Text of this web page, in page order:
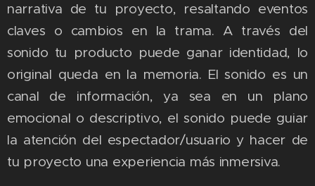
narrativa de tu proyecto, resaltando eventos
claves o cambios en la trama. A través del
sonido tu producto puede ganar identidad, lo
original queda en la memoria. El sonido es un
canal de información, ya sea en un plano
emocional o descriptivo, el sonido puede guiar
la atención del espectador/usuario y hacer de
tu proyecto una experiencia más inmersiva.